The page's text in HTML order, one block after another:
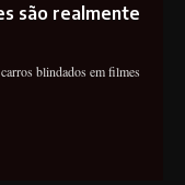
são realmente
blindados em filmes